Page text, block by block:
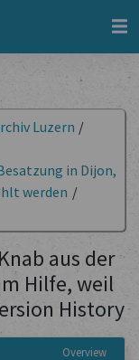
Luzern /
in Dijon,
werden /
aus der
Hilfe, weil
History
Overview